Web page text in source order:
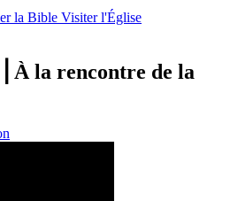
la Bible Visiter l'Église
⎢À la rencontre de la